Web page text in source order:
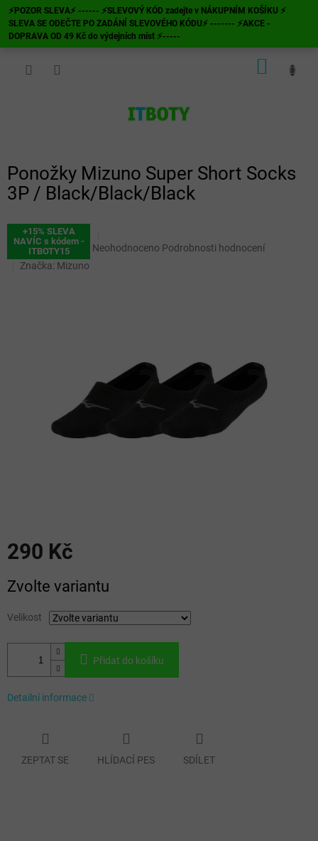
Přejít
na
obsah
⚡POZOR SLEVA⚡ ------ ⚡SLEVOVÝ KÓD zadejte v NÁKUPNÍM KOŠÍKU ⚡
SLEVA SE ODEČTE PO ZADÁNÍ SLEVOVÉHO KÓDU⚡ ------- ⚡AKCE -
DOPRAVA OD 49 Kč do výdejních míst ⚡-----
Ponožky Mizuno Super Short Socks
3P / Black/Black/Black
+15% SLEVA
NAVÍC s kódem -
ITBOTY15
Průměrné
Neohodnoceno Podrobnosti hodnocení
Značka: Mizuno
290 Kč
cena:
Zvolte variantu
Velikost
Přidat do košíku
Detailní informace
ZEPTAT SE HLÍDACÍ PES SDÍLET